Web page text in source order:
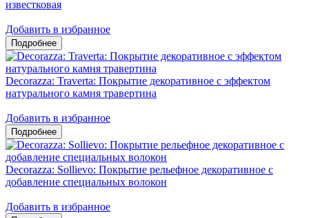
известковая
Добавить в избранное
Decorazza: Traverta: Покрытие декоративное с эффектом
натурального камня травертина
Добавить в избранное
Decorazza: Sollievo: Покрытие рельефное декоративное с
добавление специальных волокон
Добавить в избранное